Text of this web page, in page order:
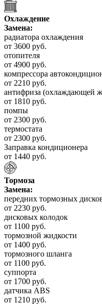
Охлаждение
Замена:
радиатора охлаждения
от 3600 руб.
отопителя
от 4900 руб.
компрессора
от 2210 руб.
антифриза (охлаждающей
от 1810 руб.
помпы
от 2300 руб.
термостата
от 2300 руб.
Заправка кондиционера
от 1440 руб.
Тормоза
Замена:
передних тормозных
от 2230 руб.
дисковых колодок
от 1100 руб.
тормозной жидкости
от 1400 руб.
тормозного шланга
от 1100 руб.
суппорта
от 1700 руб.
датчика ABS
от 1210 руб.